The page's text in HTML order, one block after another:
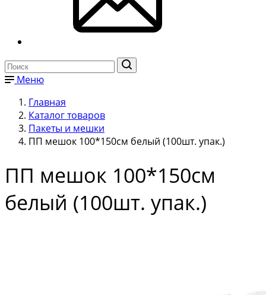
Меню
Главная
Каталог товаров
Пакеты и мешки
ПП мешок 100*150см белый (100шт. упак.)
ПП мешок 100*150см
белый (100шт. упак.)